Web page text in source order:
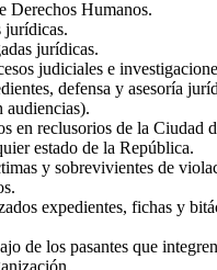
Derechos Humanos.
jurídicas.
jurídicas.
judiciales e
defensa y asesoría
audiencias).
en reclusorios de la Ciudad
estado de la República.
y sobrevivientes de
expedientes, fichas y
de los pasantes que